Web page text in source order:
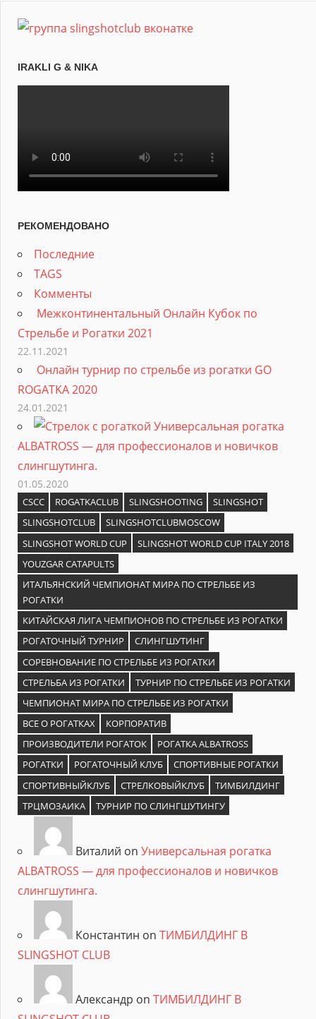
IRAKLI G & NIKA
РЕКОМЕНДОВАНО
Последние
TAGS
Комменты
Межконтинентальный Онлайн Кубок по
Стрельбе и Рогатки 2021
22.11.2021
Онлайн турнир по стрельбе из рогатки GO
ROGATKA 2020
24.01.2021
Универсальная рогатка
ALBATROSS — для профессионалов и новичков
слингшутинга.
01.05.2020
CSCC ROGATKACLUB SLINGSHOOTING
SLINGSHOT
SLINGSHOTCLUB
SLINGSHOTCLUBMOSCOW
SLINGSHOT WORLD CUP
SLINGSHOT WORLD CUP ITALY 2018
YOUZGAR CATAPULTS
ИТАЛЬЯНСКИЙ ЧЕМПИОНАТ МИРА ПО СТРЕЛЬБЕ ИЗ
РОГАТКИ
КИТАЙСКАЯ ЛИГА ЧЕМПИОНОВ ПО СТРЕЛЬБЕ ИЗ РОГАТКИ
РОГАТОЧНЫЙ ТУРНИР
СЛИНГШУТИНГ
СОРЕВНОВАНИЕ ПО СТРЕЛЬБЕ ИЗ РОГАТКИ
СТРЕЛЬБА ИЗ РОГАТКИ
ТУРНИР ПО СТРЕЛЬБЕ ИЗ РОГАТКИ
ЧЕМПИОНАТ МИРА ПО СТРЕЛЬБЕ ИЗ РОГАТКИ
ВСЕ О РОГАТКАХ
КОРПОРАТИВ
ПРОИЗВОДИТЕЛИ РОГАТОК
РОГАТКА ALBATROSS
РОГАТКИ
РОГАТОЧНЫЙ КЛУБ
СПОРТИВНЫЕ РОГАТКИ
СПОРТИВНЫЙКЛУБ
СТРЕЛКОВЫЙКЛУБ
ТИМБИЛДИНГ
ТРЦМОЗАИКА
ТУРНИР ПО СЛИНГШУТИНГУ
Виталий on Универсальная рогатка
ALBATROSS — для профессионалов и новичков
слингшутинга.
Константин on ТИМБИЛДИНГ В
SLINGSHOT CLUB
Александр on ТИМБИЛДИНГ В